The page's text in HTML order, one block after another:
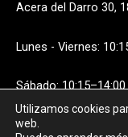
Acera del Darro 30,
Lunes - Viernes:
Sábado: 10:15–14:00
Utilizamos cookies
web.